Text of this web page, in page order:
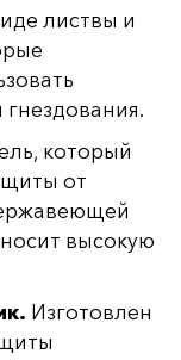
листвы и
который
от
высокую
Изготовлен